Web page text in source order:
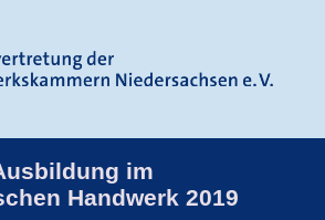
im
Handwerk 2019